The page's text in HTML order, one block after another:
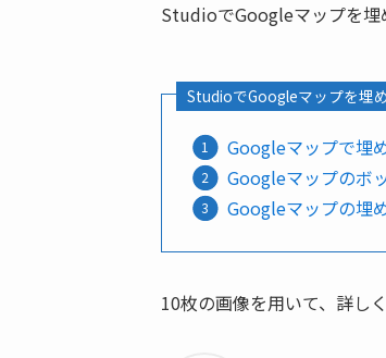
StudioでGoogleマップを埋
StudioでGoogleマップを埋
Googleマップで埋
Googleマップのボ
Googleマップの埋
10枚の画像を用いて、詳し